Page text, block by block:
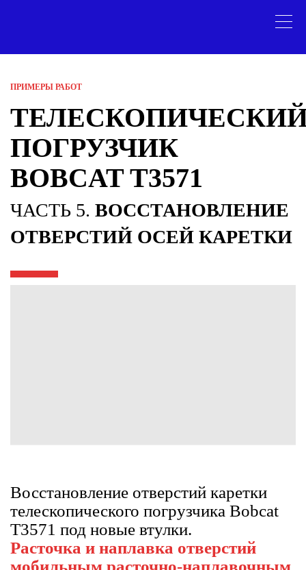
ПРИМЕРЫ РАБОТ
ПОГРУЗЧИК
BOBCAT T3571
ЧАСТЬ 5. ВОССТАНОВЛЕНИЕ
ОТВЕРСТИЙ ОСЕЙ КАРЕТКИ
Восстановление отверстий каретки
телескопического погрузчика Bobcat
T3571 под новые втулки.
Расточка и наплавка отверстий